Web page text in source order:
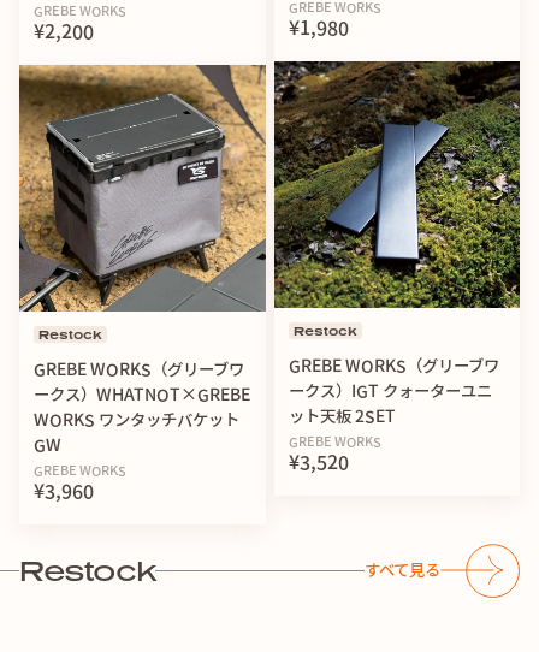
GREBE WORKS
¥2,200
Restock
GREBE WORKS（グリーブワ
ークス）WHATNOT×GREBE
WORKS ワンタッチバケット
GW
GREBE WORKS
¥3,960
GREBE WORKS
¥1,980
Restock
GREBE WORKS（グリーブワ
ークス）IGT クォーターユニ
ット天板 2SET
GREBE WORKS
¥3,520
Restock すべて見る